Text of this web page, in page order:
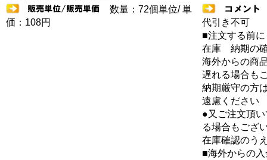
数量：72個単位/ 単
価：108円
代引き不可
■注文する前に
在庫 納期の
海外からの商
遅れる場合も
納期厳守の方
遠慮ください
●又ご注文頂
る場合もござ
在庫確認のう
■海外からの